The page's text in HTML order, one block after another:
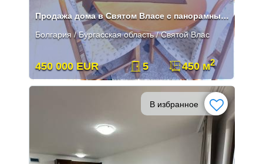
Продажа дома в Святом Власе с панорамным видом на море
Болгария / Бургасская область / Святой Влас
450 000 EUR 5 450 м2
В избранное